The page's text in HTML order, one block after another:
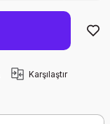
Karşılaştır